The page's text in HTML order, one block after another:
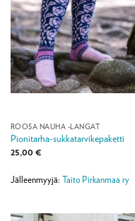
ROOSA NAUHA -LANGAT
Pionitarha-sukkatarvikepaketti
25,00 €
Jälleenmyyjä: Taito Pirkanmaa ry